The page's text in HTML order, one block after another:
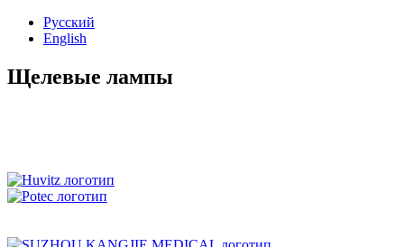
Русский
English
Щелевые лампы